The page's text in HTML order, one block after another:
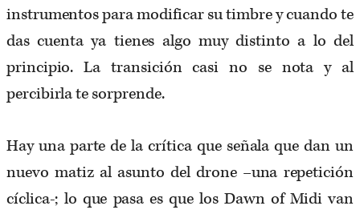
instrumentos para modificar su timbre y cuando te
das cuenta ya tienes algo muy distinto a lo del
principio. La transición casi no se nota y al
percibirla te sorprende.
Hay una parte de la crítica que señala que dan un
nuevo matiz al asunto del drone –una repetición
cíclica-; lo que pasa es que los Dawn of Midi van